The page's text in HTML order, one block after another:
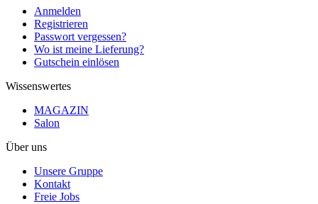
Anmelden
Registrieren
Passwort vergessen?
Wo ist meine Lieferung?
Gutschein einlösen
Wissenswertes
MAGAZIN
Salon
Über uns
Unsere Gruppe
Kontakt
Freie Jobs